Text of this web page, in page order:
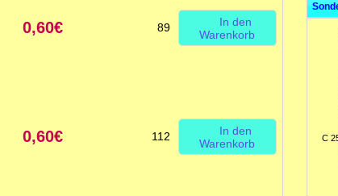
0,60€ 89
In den
Warenkorb
0,60€ 112
In den
Warenkorb
C